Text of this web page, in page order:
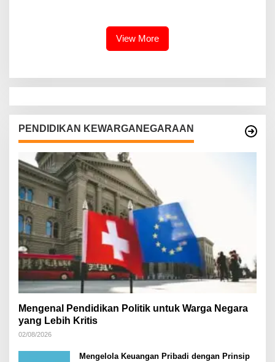
View More
PENDIDIKAN KEWARGANEGARAAN
Mengenal Pendidikan Politik untuk Warga Negara
yang Lebih Kritis
02/08/2026
Mengelola Keuangan Pribadi dengan Prinsip